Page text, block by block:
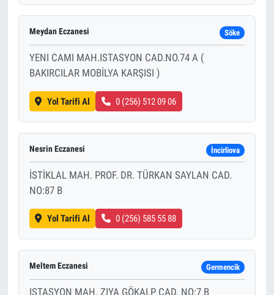
Meydan Eczanesi Söke
YENI CAMI MAH.ISTASYON CAD.NO.74 A (
BAKIRCILAR MOBİLYA KARŞISI )
Yol Tarifi Al 0 (256) 512 09 06
Nesrin Eczanesi İncirliova
İSTİKLAL MAH. PROF. DR. TÜRKAN SAYLAN CAD.
NO:87 B
Yol Tarifi Al 0 (256) 585 55 88
Meltem Eczanesi Germencik
ISTASYON MAH. ZIYA GÖKALP CAD. NO:7 B